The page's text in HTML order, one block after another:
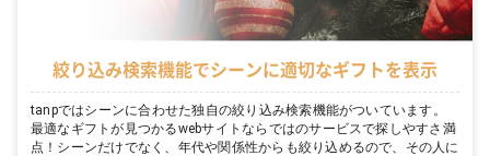
絞り込み検索機能でシーンに適切なギフトを表示
tanpではシーンに合わせた独自の絞り込み検索機能がついています。
最適なギフトが見つかるwebサイトならではのサービスで探しやすさ満
点！シーンだけでなく、年代や関係性からも絞り込めるので、その人に